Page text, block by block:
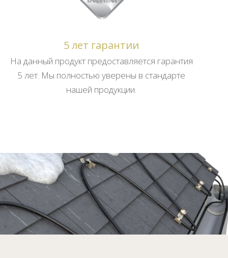
5 лет гарантии
На данный продукт предоставляется гарантия
5 лет. Мы полностью уверены в стандарте
нашей продукции.